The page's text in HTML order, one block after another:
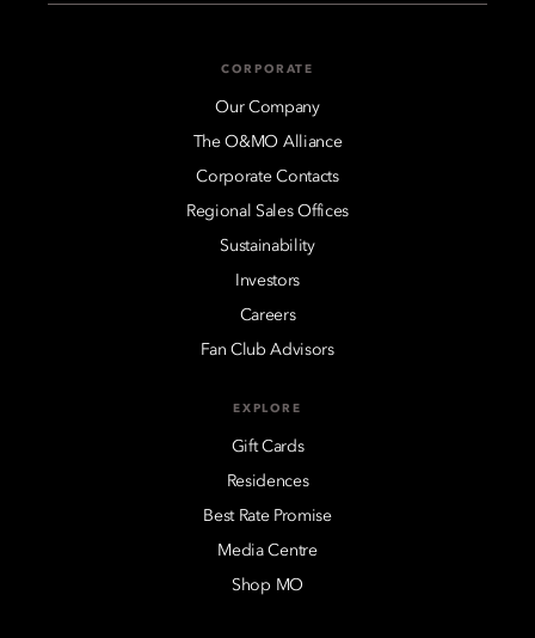
CORPORATE
Our Company
The O&MO Alliance
Corporate Contacts
Regional Sales Offices
Sustainability
Investors
Careers
Fan Club Advisors
EXPLORE
Gift Cards
Residences
Best Rate Promise
Media Centre
Shop MO